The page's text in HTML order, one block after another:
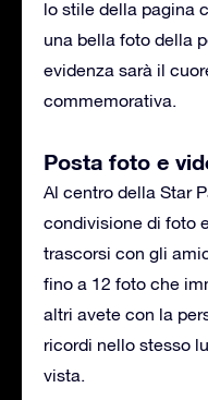
lo stile della pagina
una bella foto della
evidenza sarà il
commemorativa.
Posta foto e
Al centro della Star
condivisione di foto
trascorsi con gli
fino a 12 foto che
altri avete con la
ricordi nello stesso
vista.